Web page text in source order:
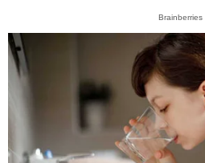
Brainberries